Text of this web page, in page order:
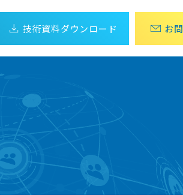
目視点検・巡回作業にかかる労力を削減
アナログメーター値の遠隔監視パッケージ
設計から運用までOPC UA 導入をトータル支援
OPC UA導入ソリューション
組み込み向けTLS/SSLライブラリ
技術資料ダウンロード お問